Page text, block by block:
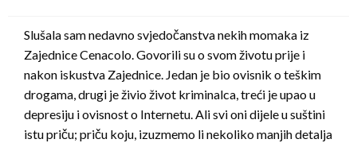
Slušala sam nedavno svjedočanstva nekih momaka iz
Zajednice Cenacolo. Govorili su o svom životu prije i
nakon iskustva Zajednice. Jedan je bio ovisnik o teškim
drogama, drugi je živio život kriminalca, treći je upao u
depresiju i ovisnost o Internetu. Ali svi oni dijele u suštini
istu priču; priču koju, izuzmemo li nekoliko manjih detalja